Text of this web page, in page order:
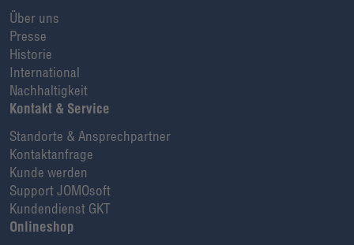
Über uns
Presse
Historie
International
Nachhaltigkeit
Kontakt & Service
Standorte & Ansprechpartner
Kontaktanfrage
Kunde werden
Support JOMOsoft
Kundendienst GKT
Onlineshop